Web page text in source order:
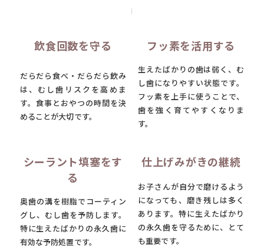
飲食回数を守る
だらだら食べ・だらだら飲み
は、むし歯リスクを高めま
す。食事とおやつの時間を決
めることが大切です。
フッ素を活用する
生えたばかりの歯は弱く、む
し歯になりやすい状態です。
フッ素を上手に使うことで、
歯を強く育てやすくなりま
す。
シーラント填塞をす
る
奥歯の溝を樹脂でコーティン
グし、むし歯を予防します。
特に生えたばかりの永久歯に
有効な予防処置です。
仕上げみがきの継続
お子さんが自分で磨けるよう
になっても、磨き残しは多く
あります。特に生えたばかり
の永久歯を守るために、とて
も重要です。